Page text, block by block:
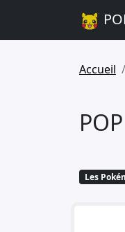
Accueil
Les